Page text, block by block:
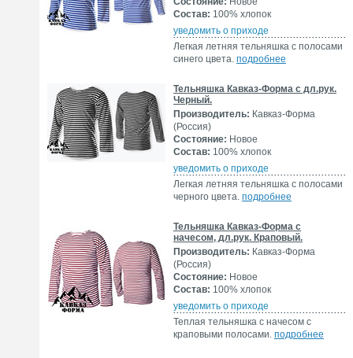
Состав: 100% хлопок
уведомить о приходе
Легкая летняя тельняшка с полосами
синего цвета. подробнее
Тельняшка Кавказ-Форма с дл.рук.
Черный.
Производитель: Кавказ-Форма
(Россия)
Состояние: Новое
Состав: 100% хлопок
уведомить о приходе
Легкая летняя тельняшка с полосами
черного цвета. подробнее
Тельняшка Кавказ-Форма с
начесом, дл.рук. Краповый.
Производитель: Кавказ-Форма
(Россия)
Состояние: Новое
Состав: 100% хлопок
уведомить о приходе
Теплая тельняшка с начесом с
краповыми полосами. подробнее